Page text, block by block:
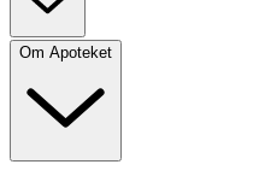
Om Apoteket